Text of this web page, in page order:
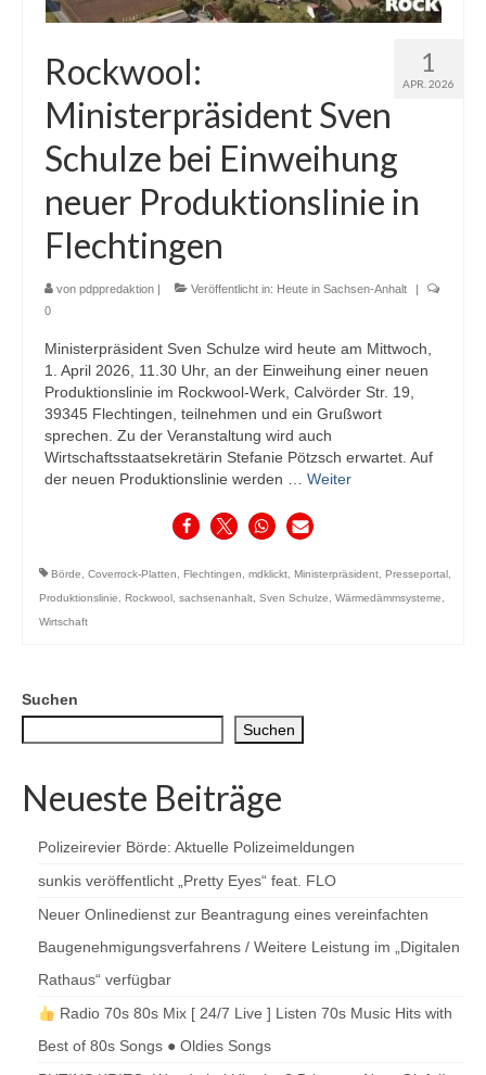
1
APR. 2026
Rockwool:
Ministerpräsident Sven
Schulze bei Einweihung
neuer Produktionslinie in
Flechtingen
von pdppredaktion Veröffentlicht in: Heute in Sachsen-Anhalt
0
Ministerpräsident Sven Schulze wird heute am Mittwoch,
1. April 2026, 11.30 Uhr, an der Einweihung einer neuen
Produktionslinie im Rockwool-Werk, Calvörder Str. 19,
39345 Flechtingen, teilnehmen und ein Grußwort
sprechen. Zu der Veranstaltung wird auch
Wirtschaftsstaatsekretärin Stefanie Pötzsch erwartet. Auf
der neuen Produktionslinie werden … Weiter
Börde, Coverrock-Platten, Flechtingen, mdklickt, Ministerpräsident, Presseportal ,
Produktionslinie, Rockwool , sachsenanhalt, Sven Schulze, Wärmedämmsysteme,
Wirtschaft
Suchen
Suchen
Neueste Beiträge
Polizeirevier Börde: Aktuelle Polizeimeldungen
sunkis veröffentlicht „Pretty Eyes“ feat. FLO
Neuer Onlinedienst zur Beantragung eines vereinfachten
Baugenehmigungsverfahrens / Weitere Leistung im „Digitalen
Rathaus“ verfügbar
Radio 70s 80s Mix [ 24/7 Live ] Listen 70s Music Hits with
Best of 80s Songs ● Oldies Songs